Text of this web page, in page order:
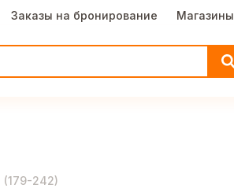
Заказы на бронирование Магазины
(179-242)